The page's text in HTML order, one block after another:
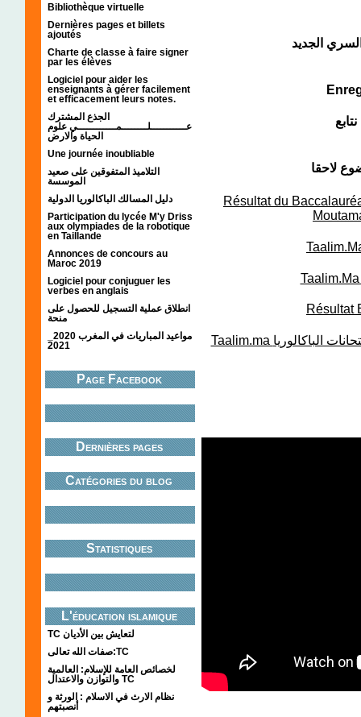
Bibliothèque virtuelle
Dernières pages et billets
ajoutés
Charte de classe à faire signer
par les élèves
Logiciel pour aider les
enseignants à gérer facilement
et efficacement leurs notes.
الجذع المشترك
عـــــــــــلــــــــمــــــــــــي علوم
الحياة والارض
Une journée inoubliable
التلاميذ المتفوقين على صعيد
الموسسة
دليل المسالك الباكالوريا الدولية
Participation du lycée M'y Driss
aux olympiades de la robotique
en Taillande
Annonces de concours au
Maroc 2019
Logiciel pour conjuguer les
verbes en anglais
انطلاق عملية التسجيل للحصول على
منحة
2021
Page Facebook
Dernières pages
Catégories du blog
Statistiques
L'éducation islamique
TC لتعايش بين الأديان
صفات الله تعالى:TC
لخصائص العامة للإسلام: العالمية
والتوازن والاعتدال TC
نظام الارث في الاسلام : الورثة و
أنصبتهم
الجديد
Résultat du
Résultat
Taalim.ma تفعيل البريد الاكتروني الخاص بالمترشحين لامتحانات الباكالوريا